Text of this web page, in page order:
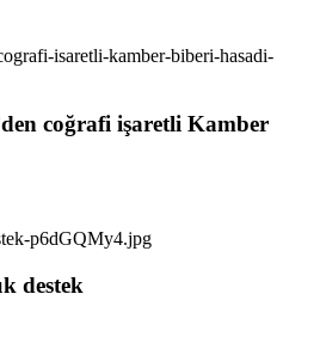
coğrafi işaretli Kamber
destek